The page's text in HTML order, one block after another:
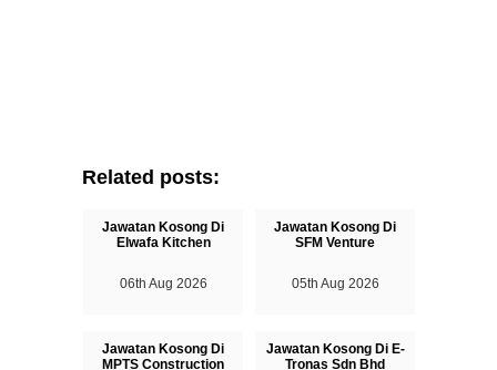
Related posts:
Jawatan Kosong Di
Elwafa Kitchen
06th Aug 2026
Jawatan Kosong Di
SFM Venture
05th Aug 2026
Jawatan Kosong Di
MPTS Construction
Jawatan Kosong Di E-
Tronas Sdn Bhd